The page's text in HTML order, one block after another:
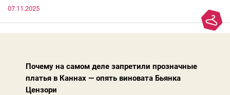
моды. Вовсе нет.Проблема в том, что сама мода сделала шаг
07.11.2025
Почему на самом деле запретили прозначные
платья в Каннах — опять виновата Бьянка
Цензори